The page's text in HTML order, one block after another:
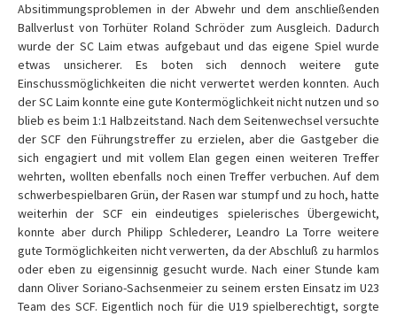
Absitimmungsproblemen in der Abwehr und dem anschließenden
Ballverlust von Torhüter Roland Schröder zum Ausgleich. Dadurch
wurde der SC Laim etwas aufgebaut und das eigene Spiel wurde
etwas unsicherer. Es boten sich dennoch weitere gute
Einschussmöglichkeiten die nicht verwertet werden konnten. Auch
der SC Laim konnte eine gute Kontermöglichkeit nicht nutzen und so
blieb es beim 1:1 Halbzeitstand. Nach dem Seitenwechsel versuchte
der SCF den Führungstreffer zu erzielen, aber die Gastgeber die
sich engagiert und mit vollem Elan gegen einen weiteren Treffer
wehrten, wollten ebenfalls noch einen Treffer verbuchen. Auf dem
schwerbespielbaren Grün, der Rasen war stumpf und zu hoch, hatte
weiterhin der SCF ein eindeutiges spielerisches Übergewicht,
konnte aber durch Philipp Schlederer, Leandro La Torre weitere
gute Tormöglichkeiten nicht verwerten, da der Abschluß zu harmlos
oder eben zu eigensinnig gesucht wurde. Nach einer Stunde kam
dann Oliver Soriano-Sachsenmeier zu seinem ersten Einsatz im U23
Team des SCF. Eigentlich noch für die U19 spielberechtigt, sorgte